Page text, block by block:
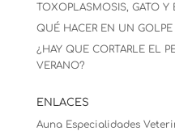
TOXOPLASMOSIS, GATO Y
QUÉ HACER EN UN GOLPE
¿HAY QUE CORTARLE EL
VERANO?
ENLACES
Auna Especialidades